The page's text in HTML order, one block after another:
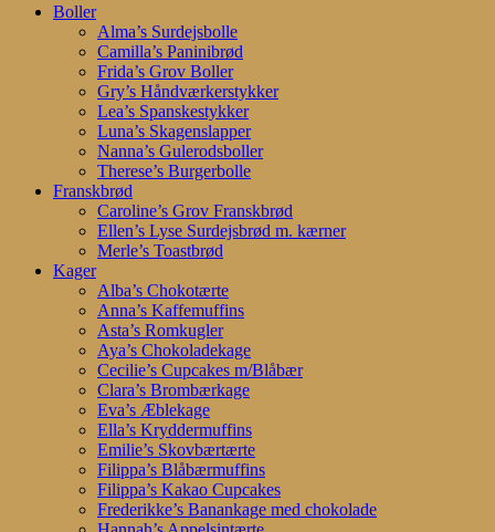
search
account
Menu
Boller
Alma’s Surdejsbolle
Camilla’s Paninibrød
Frida’s Grov Boller
Gry’s Håndværkerstykker
Lea’s Spanskestykker
Luna’s Skagenslapper
Nanna’s Gulerodsboller
Therese’s Burgerbolle
Franskbrød
Caroline’s Grov Franskbrød
Ellen’s Lyse Surdejsbrød m. kærner
Merle’s Toastbrød
Kager
Alba’s Chokotærte
Anna’s Kaffemuffins
Asta’s Romkugler
Aya’s Chokoladekage
Cecilie’s Cupcakes m/Blåbær
Clara’s Brombærkage
Eva’s Æblekage
Ella’s Kryddermuffins
Emilie’s Skovbærtærte
Filippa’s Blåbærmuffins
Filippa’s Kakao Cupcakes
Frederikke’s Banankage med chokolade